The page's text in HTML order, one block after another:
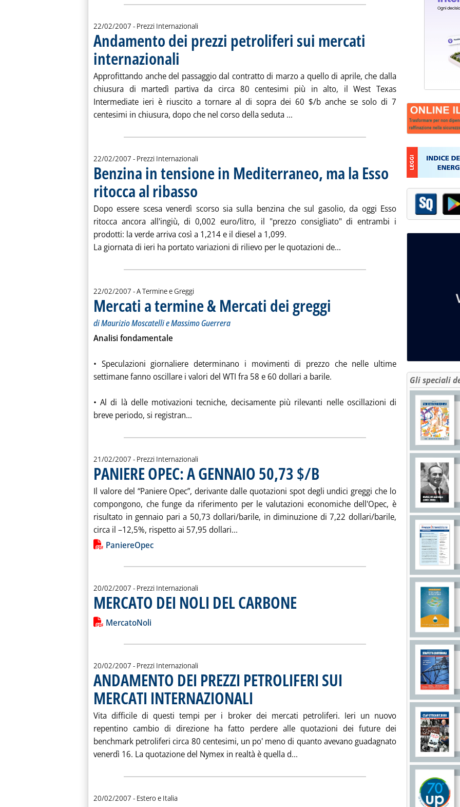
22/02/2007 - Prezzi Internazionali
Andamento dei prezzi petroliferi sui mercati
internazionali . Pubblicata giovedì 22 febbraio 2007 alle 16.29.
Approfittando anche del passaggio dal contratto di marzo a quello di aprile, che dalla
chiusura di martedì partiva da circa 80 centesimi più in alto, il West Texas
Intermediate ieri è riuscito a tornare al di sopra dei 60 $/b anche se solo di 7
centesimi in chiusura, dopo che nel corso della seduta ... Leggi tutta la notizia: 'Andamento dei
22/02/2007 - Prezzi Internazionali
Benzina in tensione in Mediterraneo, ma la Esso
ritocca al ribasso
Dopo essere scesa venerdì scorso sia sulla benzina che sul gasolio, da oggi Esso
ritocca ancora all'ingiù, di 0,002 euro/litro, il "prezzo consigliato" di entrambi i
prodotti: la verde arriva così a 1,214 e il diesel a 1,099.
La giornata di ieri ha portato variazioni di rilievo per le quotazioni de...
22/02/2007 - A Termine e Greggi
Mercati a termine & Mercati dei greggi . Sottotitolo: di Maurizio Moscatelli e Massimo
di Maurizio Moscatelli e Massimo Guerrera
Analisi fondamentale
• Speculazioni giornaliere determinano i movimenti di prezzo che nelle ultime
settimane fanno oscillare i valori del WTI fra 58 e 60 dollari a barile.
• Al di là delle motivazioni tecniche, decisamente più rilevanti nelle oscillazioni di
breve periodo, si registran...
21/02/2007 - Prezzi Internazionali
PANIERE OPEC: A GENNAIO 50,73 $/B . Pubblicata mercoledì 21 febbraio 2007 alle 15.2.
Il valore del “Paniere Opec”, derivante dalle quotazioni spot degli undici greggi che lo
compongono, che funge da riferimento per le valutazioni economiche dell'Opec, è
risultato in gennaio pari a 50,73 dollari/barile, in diminuzione di 7,22 dollari/barile,
circa il –12,5%, rispetto ai 57,95 dollari... Leggi tutta la notizia: 'PANIERE OPEC: A GENNAIO 50,73 $/B'
Lista allegati PDF alla notizia
PaniereOpec
20/02/2007 - Prezzi Internazionali
MERCATO DEI NOLI DEL CARBONE
Leggi tutta la notizia: 'MERCATO DEI NOLI DEL CARBONE'
Lista allegati PDF alla notizia
MercatoNoli
20/02/2007 - Prezzi Internazionali
ANDAMENTO DEI PREZZI PETROLIFERI SUI
MERCATI INTERNAZIONALI
Vita difficile di questi tempi per i broker dei mercati petroliferi. Ieri un nuovo
repentino cambio di direzione ha fatto perdere alle quotazioni dei future dei
benchmark petroliferi circa 80 centesimi, un po' meno di quanto avevano guadagnato
venerdì 16. La quotazione del Nymex in realtà è quella d... Leggi tutta la notizia: 'ANDAMENTO DEI
20/02/2007 - Estero e Italia
Gli speciali